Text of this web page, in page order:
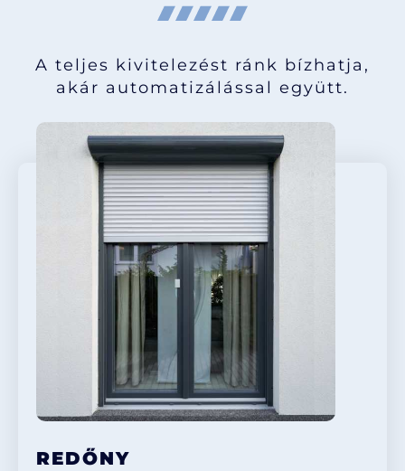
A teljes kivitelezést ránk bízhatja,
akár automatizálással együtt.
REDŐNY